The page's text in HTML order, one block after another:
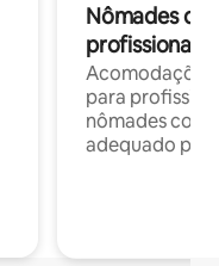
Nômades
profissionais
para
nômades com
adequado